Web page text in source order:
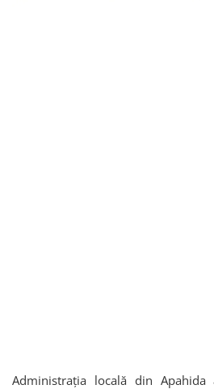
Administrația locală din